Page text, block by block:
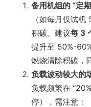
备用机组的 “定
（如每月仅试
积碳。建议每 3
提升至 50%-
燃烧清除积碳，
负载波动较大的
负载频繁在
停），需注意：